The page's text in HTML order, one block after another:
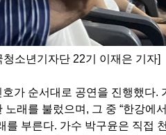
소년기자단 22기 이재은 기자]
가 순서대로 공연을 진행했다.
노래를 불렀으며, 그 중 “한강에
부른다. 가수 박구윤은 직접